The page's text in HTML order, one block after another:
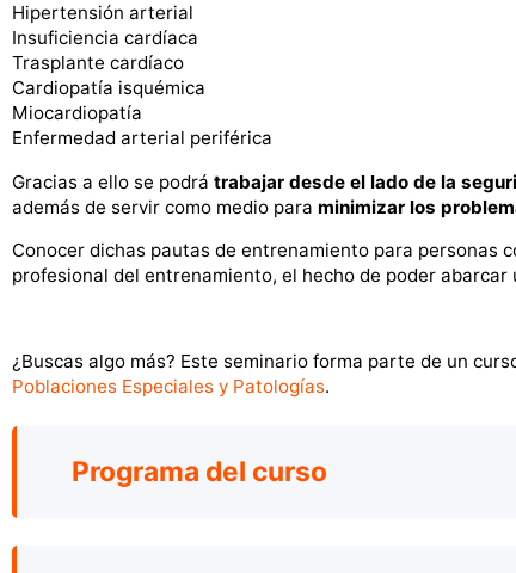
Hipertensión arterial
Insuficiencia cardíaca
Trasplante cardíaco
Cardiopatía isquémica
Miocardiopatía
Enfermedad arterial periférica
Gracias a ello se podrá trabajar desde el lado de la
además de servir como medio para minimizar los
Conocer dichas pautas de entrenamiento para personas
profesional del entrenamiento, el hecho de poder
¿Buscas algo más? Este seminario forma parte de un
Poblaciones Especiales y Patologías.
Programa del curso